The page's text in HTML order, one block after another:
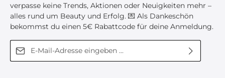
verpasse keine Trends, Aktionen oder Neuigkeiten mehr –
alles rund um Beauty und Erfolg. 💌 Als Dankeschön
bekommst du einen 5€ Rabattcode für deine Anmeldung.
E-Mail-Adresse*